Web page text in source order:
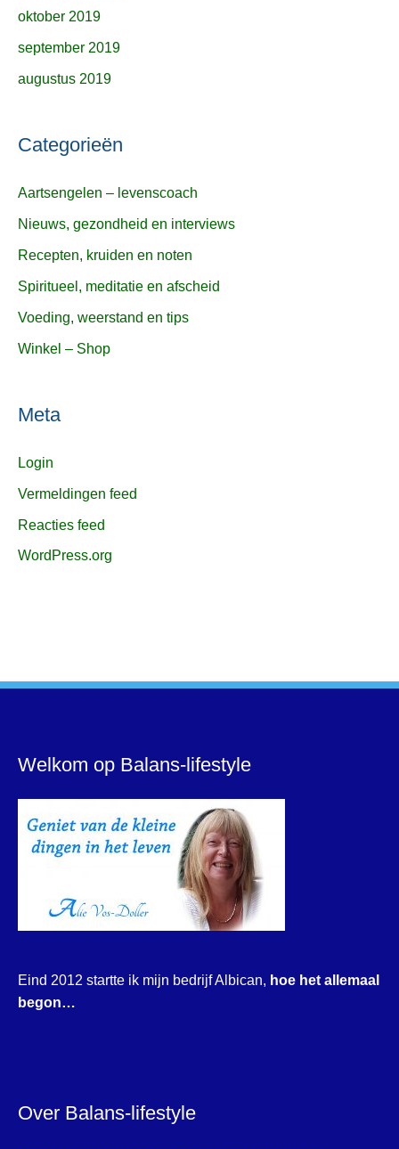
oktober 2019
september 2019
augustus 2019
Categorieën
Aartsengelen – levenscoach
Nieuws, gezondheid en interviews
Recepten, kruiden en noten
Spiritueel, meditatie en afscheid
Voeding, weerstand en tips
Winkel – Shop
Meta
Login
Vermeldingen feed
Reacties feed
WordPress.org
Welkom op Balans-lifestyle
Eind 2012 startte ik mijn bedrijf Albican, hoe het allemaal
begon…
Over Balans-lifestyle